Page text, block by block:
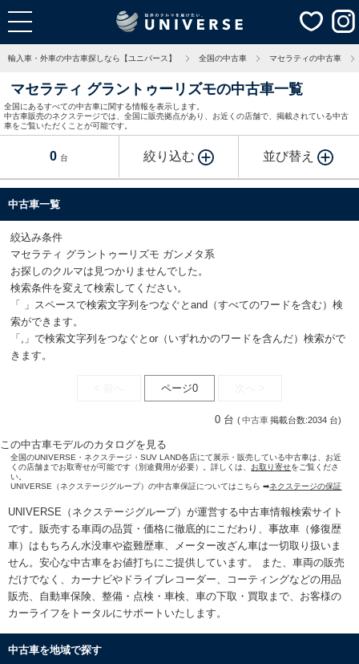
輸入車・外車の中古車探しなら【ユニバース】 全国の中古車 マセラティの中古車
マセラティ グラントゥーリズモの中古車一覧
全国にあるすべての中古車に関する情報を表示します。
中古車販売のネクステージでは、全国に販売拠点があり、お近くの店舗で、掲載されている中古
車をご覧いただくことが可能です。
0 台 絞り込む 並び替え
中古車一覧
絞込み条件
マセラティ グラントゥーリズモ ガンメタ系
お探しのクルマは見つかりませんでした。
検索条件を変えて検索してください。
「 」スペースで検索文字列をつなぐとand（すべてのワードを含む）検
索ができます。
「,」で検索文字列をつなぐとor（いずれかのワードを含んだ）検索がで
きます。
ページ0
0 台 (中古車掲載台数:2034 台)
この中古車モデルのカタログを見る
全国のUNIVERSE・ネクステージ・SUV LAND各店にて展示・販売している中古車は、お近
くの店舗までお取寄せが可能です（別途費用が必要）。詳しくは、 お取り寄せをご覧くださ
い。
UNIVERSE（ネクステージグループ）の中古車保証についてはこちら ➡ネクステージの保証
UNIVERSE（ネクステージグループ）が運営する中古車情報検索サイト
です。販売する車両の品質・価格に徹底的にこだわり、事故車（修復歴
車）はもちろん水没車や盗難歴車、メーター改ざん車は一切取り扱いま
せん。安心な中古車をお値打ちにご提供しています。 また、車両の販売
だけでなく、カーナビやドライブレコーダー、コーティングなどの用品
販売、自動車保険、整備・点検・車検、車の下取・買取まで、お客様の
カーライフをトータルにサポートいたします。
中古車を地域で探す